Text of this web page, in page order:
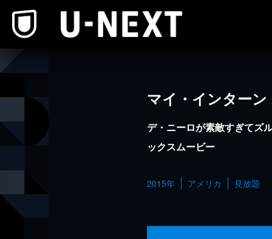
マイ・インターン
デ・ニーロが素敵すぎてズ
ックスムービー
2015年 アメリカ 見放題